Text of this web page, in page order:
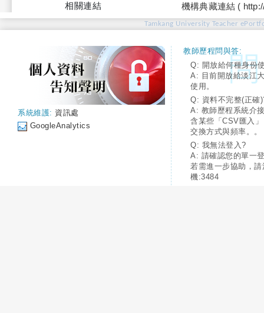
相關連結 機構典藏連結 (
Tamkang University Teacher
系統維護: 資訊處
GoogleAnalytics
教師歷程問與答:
Q: 開放給何種身份
A: 目前開放給淡江
使用。
Q: 資料不完整(正確
A: 教師歷程系統介
含某些「CSV匯入
交換方式與頻率。。
Q: 我無法登入?
A: 請確認您的單一
若需進一步協助，
機:3484